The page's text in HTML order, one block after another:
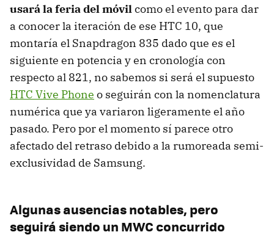
usará la feria del móvilcomo el evento para dar
a conocer la iteración de ese HTC 10, que
montaría el Snapdragon 835 dado que es el
siguiente en potencia y en cronología con
respecto al 821, no sabemos si será el supuesto
HTC Vive Phone o seguirán con la nomenclatura
numérica que ya variaron ligeramente el año
pasado. Pero por el momento sí parece otro
afectado del retraso debido a la rumoreada semi-
exclusividad de Samsung.
Algunas ausencias notables, pero
seguirá siendo un MWC concurrido